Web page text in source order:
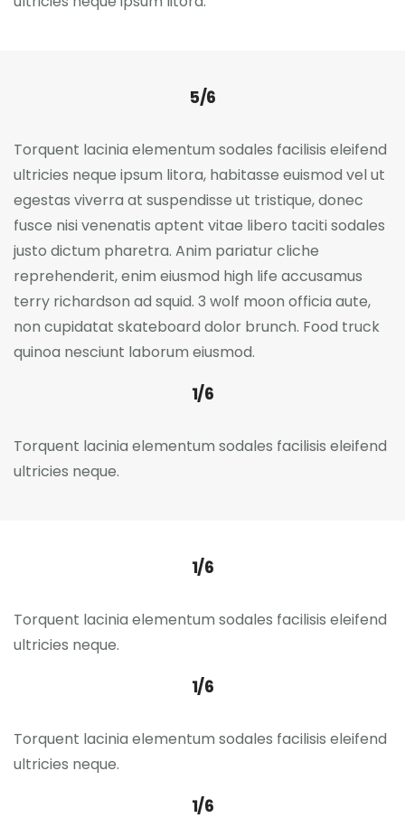
5/6
Torquent lacinia elementum sodales facilisis eleifend
ultricies neque ipsum litora, habitasse euismod vel ut
egestas viverra at suspendisse ut tristique, donec
fusce nisi venenatis aptent vitae libero taciti sodales
justo dictum pharetra. Anim pariatur cliche
reprehenderit, enim eiusmod high life accusamus
terry richardson ad squid. 3 wolf moon officia aute,
non cupidatat skateboard dolor brunch. Food truck
quinoa nesciunt laborum eiusmod.
1/6
Torquent lacinia elementum sodales facilisis eleifend
ultricies neque.
1/6
Torquent lacinia elementum sodales facilisis eleifend
ultricies neque.
1/6
Torquent lacinia elementum sodales facilisis eleifend
ultricies neque.
1/6